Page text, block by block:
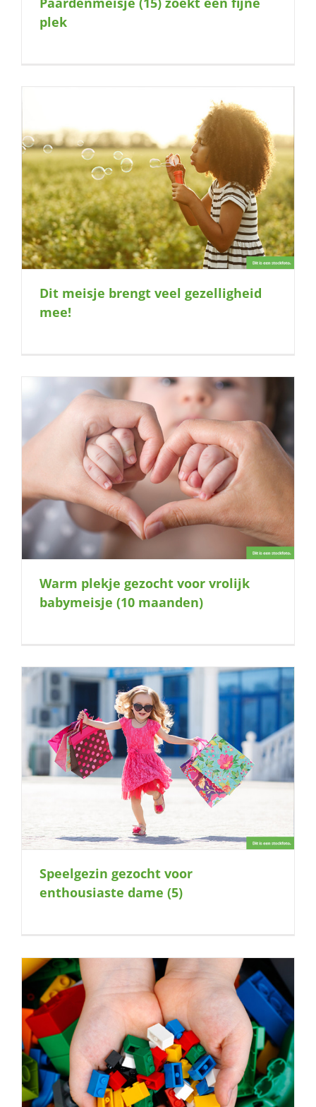
naar:
plek
Dit meisje brengt veel gezelligheid
mee!
Warm plekje gezocht voor vrolijk
babymeisje (10 maanden)
Speelgezin gezocht voor
enthousiaste dame (5)